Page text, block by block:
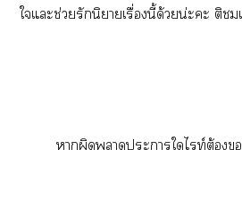
ใแะช่วยรักนิยายเรื่องนี้ด้วยน่ะะ ติ
าผิดาะาใไท์ต้อง